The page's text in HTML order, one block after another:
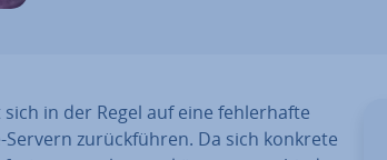
in der Regel auf eine feh­ler­haf­te
zu­rück­füh­ren. Da sich konkrete